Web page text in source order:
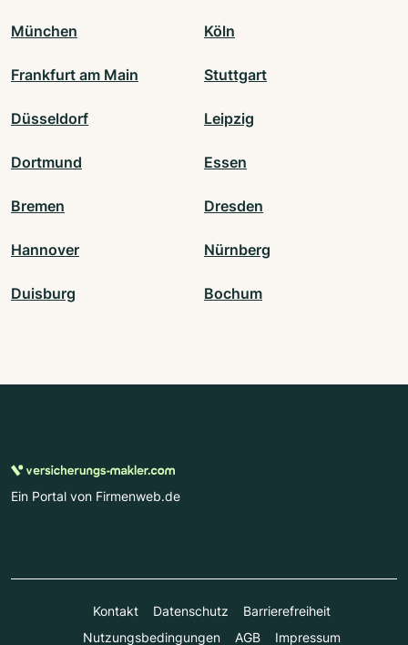
München Köln
Frankfurt am Main Stuttgart
Düsseldorf Leipzig
Dortmund Essen
Bremen Dresden
Hannover Nürnberg
Duisburg Bochum
Ein Portal von Firmenweb.de
Kontakt Datenschutz
Barrierefreiheit
Nutzungsbedingungen
AGB Impressum